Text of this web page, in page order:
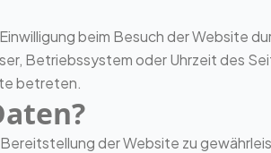
beim Besuch der Website
Betriebssystem oder Uhrzeit des
betreten.
der Website zu